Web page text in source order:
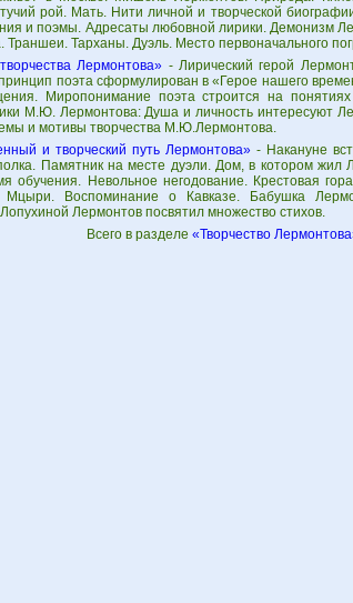
рой. Мать. Нити личной и творческой
и поэмы. Адресаты любовной лирики. Демонизм
Траншеи. Тарханы. Дуэль. Место первоначального
Лермонтова» - Лирический герой
поэта сформулирован в «Герое нашего
Миропонимание поэта строится на
М.Ю. Лермонтова: Душа и личность интересуют
и мотивы творчества М.Ю.Лермонтова.
и творческий путь Лермонтова» - Накануне
полка. Памятник на месте дуэли. Дом, в котором жил
обучения. Невольное негодование. Крестовая
Мцыри. Воспоминание о Кавказе. Бабушка
Лермонтов посвятил множество стихов.
Всего в разделе «Творчество